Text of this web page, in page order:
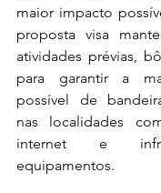
maior impacto
proposta visa
atividades prévias,
para garantir a
possível de
nas localidades
internet e
equipamentos.